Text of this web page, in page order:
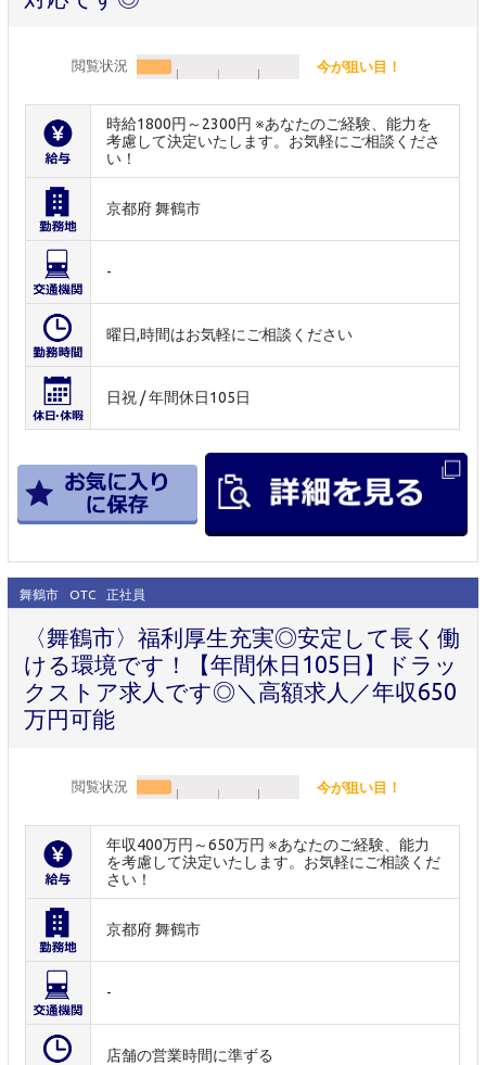
閲覧状況 今が狙い目！
時給1800円～2300円 ※あなたのご経験、能力を
考慮して決定いたします。お気軽にご相談くださ
い！
京都府 舞鶴市
-
曜日,時間はお気軽にご相談ください
日祝 / 年間休日105日
舞鶴市 OTC 正社員
〈舞鶴市〉福利厚生充実◎安定して長く働
ける環境です！【年間休日105日】ドラッ
クストア求人です◎＼高額求人／年収650
万円可能
閲覧状況 今が狙い目！
年収400万円～650万円 ※あなたのご経験、能力
を考慮して決定いたします。お気軽にご相談くだ
さい！
京都府 舞鶴市
-
店舗の営業時間に準ずる